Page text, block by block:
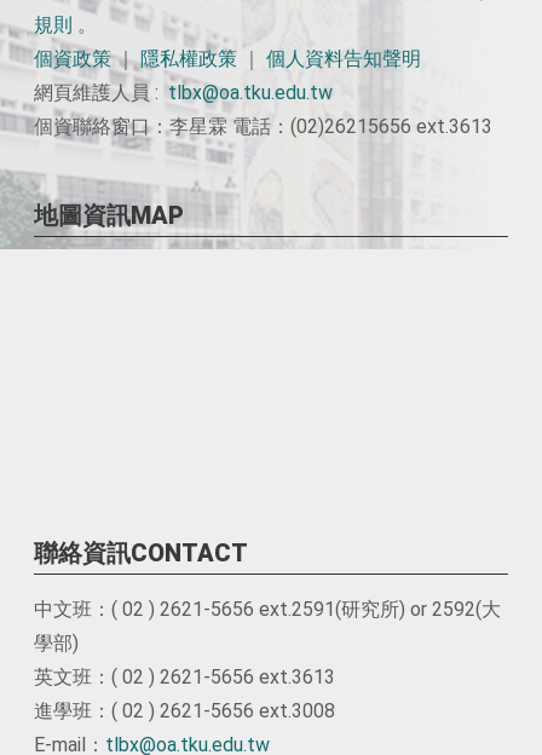
規則 。
個資政策｜隱私權政策
個人資料告知聲明
網頁維護人員 :tlbx@oa.tku.edu.tw
個資聯絡窗口：李星霖 電話：(02)26215656 ext.3613
地圖資訊MAP
聯絡資訊CONTACT
中文班：( 02 ) 2621-5656 ext.2591(研究所) or 2592(大
學部)
英文班：( 02 ) 2621-5656 ext.3613
進學班：( 02 ) 2621-5656 ext.3008
E-mail： tlbx@oa.tku.edu.tw